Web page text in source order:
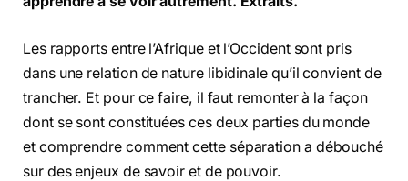
Les rapports entre l’Afrique et l’Occident sont pris
dans une relation de nature libidinale qu’il convient de
trancher. Et pour ce faire, il faut remonter à la façon
dont se sont constituées ces deux parties du monde
et comprendre comment cette séparation a débouché
sur des enjeux de savoir et de pouvoir.